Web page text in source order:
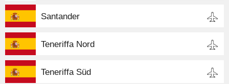
Santander
Teneriffa Nord
Teneriffa Süd